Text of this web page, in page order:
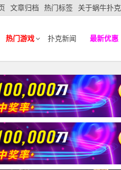
文章归档 热门标签 关于蜗牛扑克
热门游戏 扑克新闻 最新优惠